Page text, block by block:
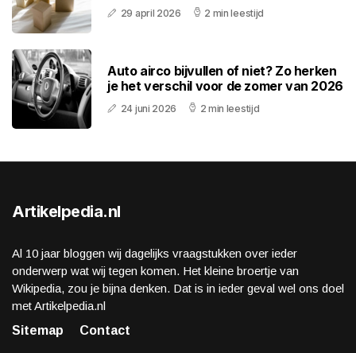
29 april 2026 2 min leestijd
Auto airco bijvullen of niet? Zo herken
je het verschil voor de zomer van 2026
24 juni 2026 2 min leestijd
Artikelpedia.nl
Al 10 jaar bloggen wij dagelijks vraagstukken over ieder
onderwerp wat wij tegen komen. Het kleine broertje van
Wikipedia, zou je bijna denken. Dat is in ieder geval wel ons doel
met Artikelpedia.nl
Sitemap
Contact